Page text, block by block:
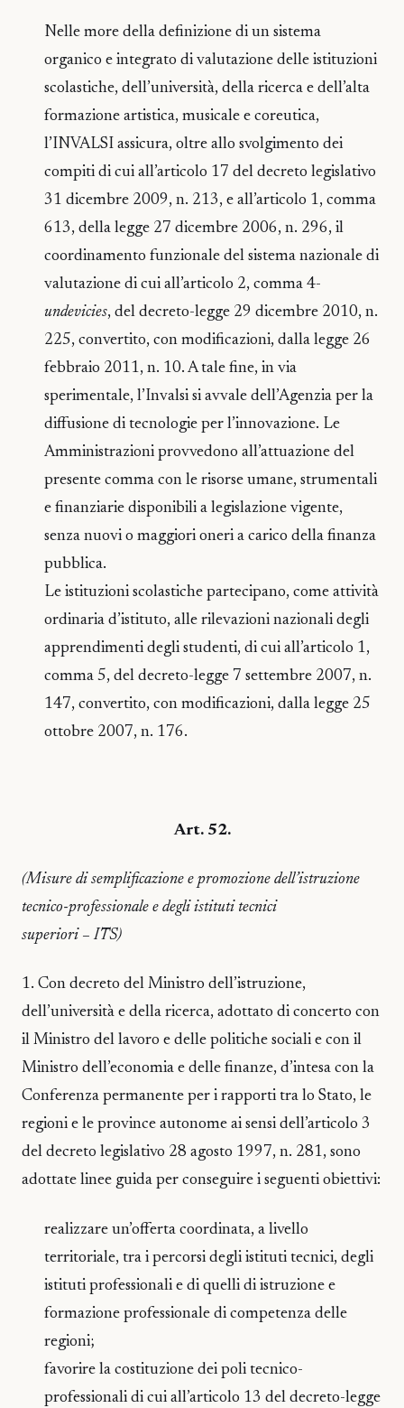
Nelle more della definizione di un sistema
organico e integrato di valutazione delle istituzioni
scolastiche, dell’università, della ricerca e dell’alta
formazione artistica, musicale e coreutica,
l’INVALSI assicura, oltre allo svolgimento dei
compiti di cui all’articolo 17 del decreto legislativo
31 dicembre 2009, n. 213, e all’articolo 1, comma
613, della legge 27 dicembre 2006, n. 296, il
coordinamento funzionale del sistema nazionale di
valutazione di cui all’articolo 2, comma 4-
undevicies, del decreto-legge 29 dicembre 2010, n.
225, convertito, con modificazioni, dalla legge 26
febbraio 2011, n. 10. A tale fine, in via
sperimentale, l’Invalsi si avvale dell’Agenzia per la
diffusione di tecnologie per l’innovazione. Le
Amministrazioni provvedono all’attuazione del
presente comma con le risorse umane, strumentali
e finanziarie disponibili a legislazione vigente,
senza nuovi o maggiori oneri a carico della finanza
pubblica.
Le istituzioni scolastiche partecipano, come attività
ordinaria d’istituto, alle rilevazioni nazionali degli
apprendimenti degli studenti, di cui all’articolo 1,
comma 5, del decreto-legge 7 settembre 2007, n.
147, convertito, con modificazioni, dalla legge 25
ottobre 2007, n. 176.
Art. 52.
(Misure di semplificazione e promozione dell’istruzione
tecnico-professionale e degli istituti tecnici
superiori – ITS)
1. Con decreto del Ministro dell’istruzione,
dell’università e della ricerca, adottato di concerto con
il Ministro del lavoro e delle politiche sociali e con il
Ministro dell’economia e delle finanze, d’intesa con la
Conferenza permanente per i rapporti tra lo Stato, le
regioni e le province autonome ai sensi dell’articolo 3
del decreto legislativo 28 agosto 1997, n. 281, sono
adottate linee guida per conseguire i seguenti obiettivi:
realizzare un’offerta coordinata, a livello
territoriale, tra i percorsi degli istituti tecnici, degli
istituti professionali e di quelli di istruzione e
formazione professionale di competenza delle
regioni;
favorire la costituzione dei poli tecnico-
professionali di cui all’articolo 13 del decreto-legge